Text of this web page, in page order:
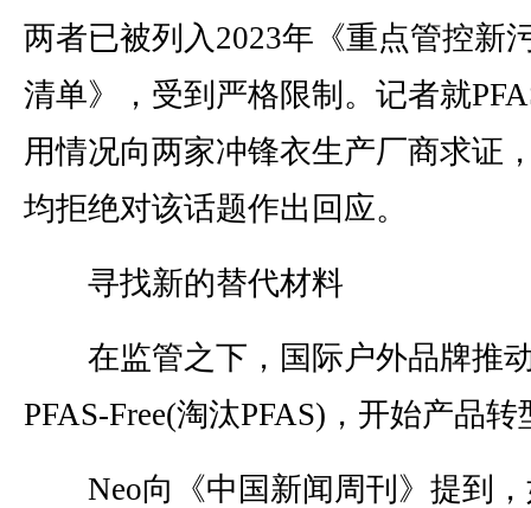
两者已被列入2023年《重点管控新
清单》，受到严格限制。记者就
用情况向两家冲锋衣生产厂商求证
均拒绝对该话题作出回应。
寻找新的替代材料
在监管之下，国际户外品牌推
PFAS-Free(淘汰PFAS)，开始产品转
Neo向《中国新闻周刊》提到，